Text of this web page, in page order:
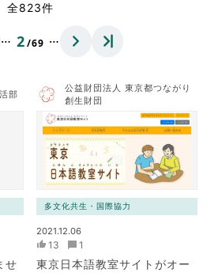
全823件
… 2/69 …
部
せ
公益財団法人 東京都つながり
創生財団
多文化共生・国際協力
2021.12.06
13 1
東京日本語教室サイトがオー